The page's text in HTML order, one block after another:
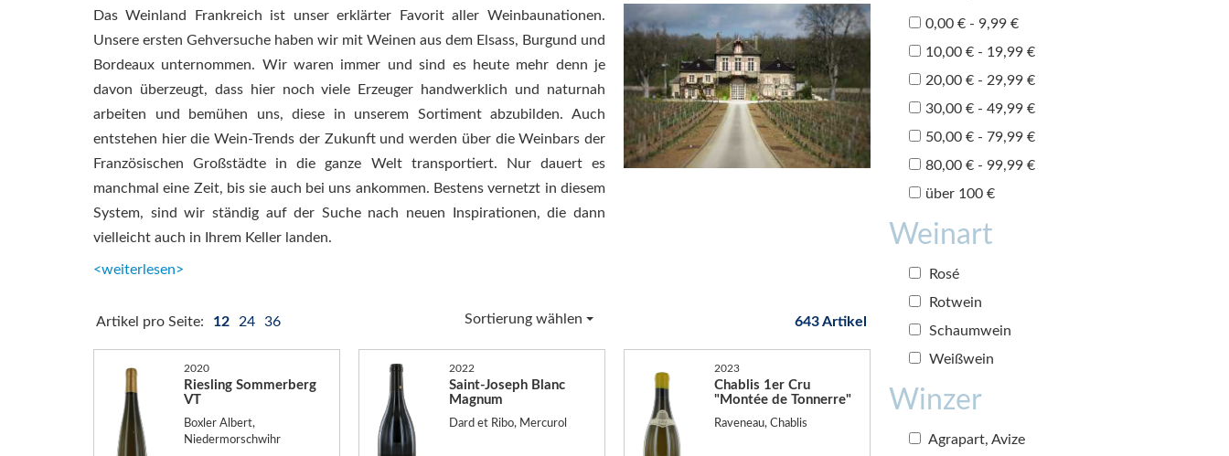
Das Weinland Frankreich ist unser erklärter Favorit aller Weinbaunationen.
Unsere ersten Gehversuche haben wir mit Weinen aus dem Elsass, Burgund und
Bordeaux unternommen. Wir waren immer und sind es heute mehr denn je
davon überzeugt, dass hier noch viele Erzeuger handwerklich und naturnah
arbeiten und bemühen uns, diese in unserem Sortiment abzubilden. Auch
entstehen hier die Wein-Trends der Zukunft und werden über die Weinbars der
Französischen Großstädte in die ganze Welt transportiert. Nur dauert es
manchmal eine Zeit, bis sie auch bei uns ankommen. Bestens vernetzt in diesem
System, sind wir ständig auf der Suche nach neuen Inspirationen, die dann
vielleicht auch in Ihrem Keller landen.
<weiterlesen>
Artikel pro Seite: 12 24 36 Sortierung wählen 643 Artikel
2020
Riesling Sommerberg
VT
Boxler Albert,
Niedermorschwihr
2022
Saint-Joseph Blanc
Magnum
Dard et Ribo, Mercurol
2023
Chablis 1er Cru
"Montée de Tonnerre"
Raveneau, Chablis
0,00 € - 9,99 €
10,00 € - 19,99 €
20,00 € - 29,99 €
30,00 € - 49,99 €
50,00 € - 79,99 €
80,00 € - 99,99 €
über 100 €
Weinart
Rosé
Rotwein
Schaumwein
Weißwein
Winzer
Agrapart, Avize